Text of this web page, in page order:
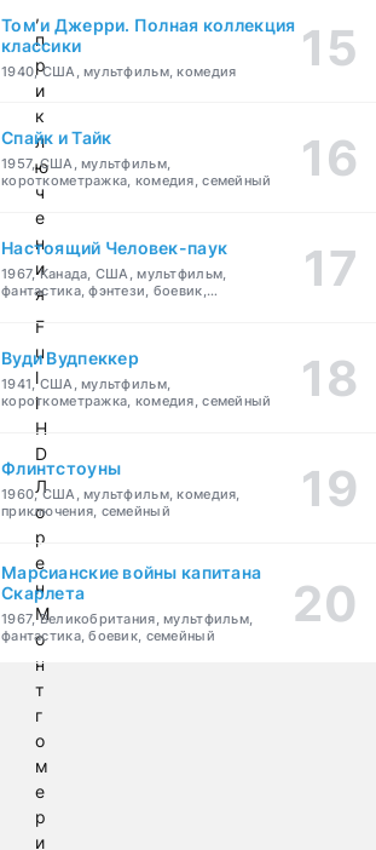
,
п
р
и
к
л
ю
ч
е
н
и
я
F
u
l
l
H
D
Л
о
р
е
н
М
о
н
т
г
о
м
е
р
и
Том и Джерри. Полная коллекция
классики
1940, США, мультфильм, комедия
Спайк и Тайк
1957, США, мультфильм,
короткометражка, комедия, семейный
Настоящий Человек-паук
1967, Канада, США, мультфильм,
фантастика, фэнтези, боевик,
Вуди Вудпеккер
1941, США, мультфильм,
короткометражка, комедия, семейный
Флинтстоуны
1960, США, мультфильм, комедия,
приключения, семейный
Марсианские войны капитана
Скарлета
1967, Великобритания, мультфильм,
фантастика, боевик, семейный